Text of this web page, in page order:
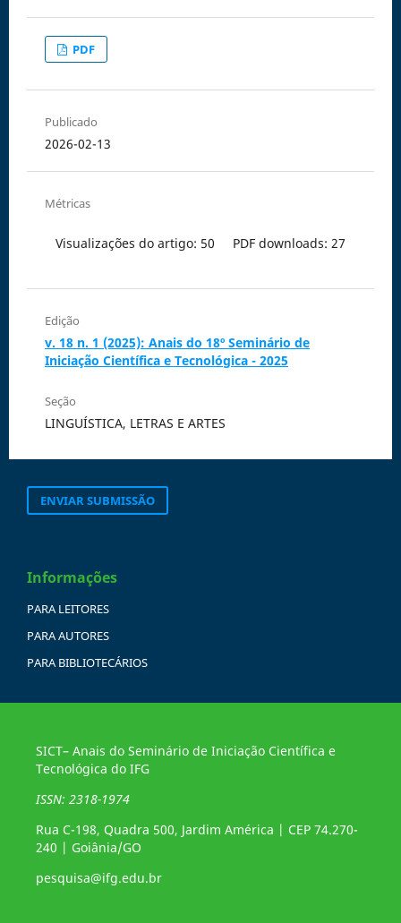
PDF
Publicado
2026-02-13
Métricas
Visualizações do artigo: 50 PDF downloads: 27
Edição
v. 18 n. 1 (2025): Anais do 18º Seminário de
Iniciação Científica e Tecnológica - 2025
Seção
LINGUÍSTICA, LETRAS E ARTES
ENVIAR SUBMISSÃO
Informações
PARA LEITORES
PARA AUTORES
PARA BIBLIOTECÁRIOS
SICT– Anais do Seminário de Iniciação Científica e
Tecnológica do IFG
ISSN: 2318-1974
Rua C-198, Quadra 500, Jardim América | CEP 74.270-
240 | Goiânia/GO
pesquisa@ifg.edu.br